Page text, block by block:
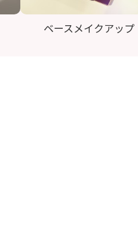
ベースメイクアップ